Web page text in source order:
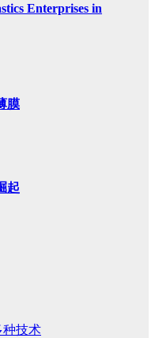
Enterprises in
膜
起
种技术